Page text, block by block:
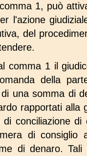
1, può
l'azione
del
comma 1 il
della
una somma di
rapportati alla
conciliazione
di consiglio
di denaro.